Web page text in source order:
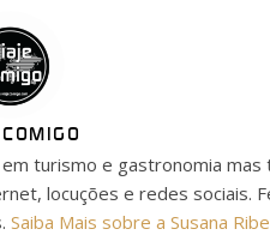
turismo e gastronomia
locuções e redes sociais.
Saiba Mais sobre a Susana